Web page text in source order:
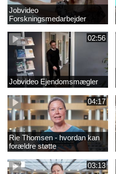
Jobvideo
Forskningsmedarbejder
02:56
Jobvideo Ejendomsmægler
04:17
Rie Thomsen - hvordan kan
forældre støtte
03:13